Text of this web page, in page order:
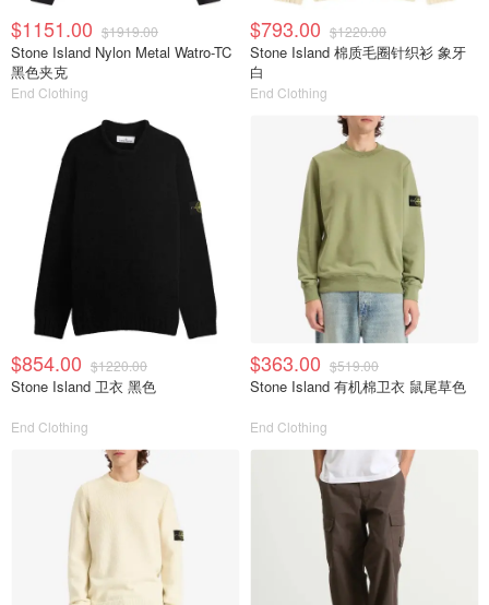
$1151.00 $1919.00
Stone Island Nylon Metal Watro-TC
黑色夹克
End Clothing
$793.00 $1220.00
Stone Island 棉质毛圈针织衫 象牙
白
End Clothing
$854.00 $1220.00
Stone Island 卫衣 黑色
End Clothing
$363.00 $519.00
Stone Island 有机棉卫衣 鼠尾草色
End Clothing